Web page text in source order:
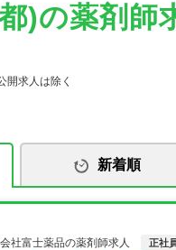
)の薬剤師
開求人は除く
新着順
社富士薬品の薬剤師求人
正社